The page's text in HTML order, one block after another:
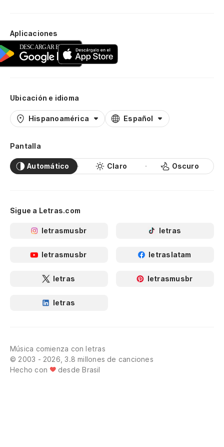
Aplicaciones
Ubicación e idioma
Hispanoamérica Español
Pantalla
Automático Claro Oscuro
Sigue a Letras.com
letrasmusbr letras
letrasmusbr letraslatam
letras letrasmusbr
letras
Música comienza con letras
© 2003 - 2026, 3.8 millones de canciones
Hecho con
desde Brasil